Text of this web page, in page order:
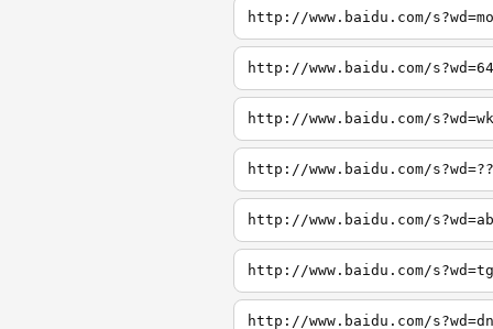
http://www.baidu.com/s?wd=mo
http://www.baidu.com/s?wd=64
http://www.baidu.com/s?wd=wk
http://www.baidu.com/s?wd=??
http://www.baidu.com/s?wd=ab
http://www.baidu.com/s?wd=tg
http://www.baidu.com/s?wd=dn